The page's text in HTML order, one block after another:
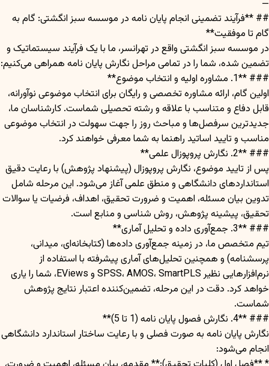
—
## **فرآیند تضمینی انجام پایان نامه در موسسه سبز انگشتی: گام به
گام تا موفقیت**
در موسسه سبز انگشتی واقع در تهرانسر، ما با یک فرآیند سیستماتیک و
تضمین شده، شما را در تمامی مراحل نگارش پایان نامه همراهی می‌کنیم:
### **1. مشاوره اولیه و انتخاب موضوع**
اولین گام، ارائه مشاوره تخصصی و رایگان برای انتخاب موضوعی نوآورانه،
قابل دفاع و متناسب با علاقه و رشته تحصیلی شماست. کارشناسان ما،
جدیدترین سرفصل‌ها و مباحث روز را جهت سهولت در انتخاب موضوعی
مناسب و تایید اساتید راهنما به شما معرفی خواهند کرد.
### **2. نگارش پروپوزال علمی**
پس از تایید موضوع، نگارش پروپوزال (پیشنهاد پژوهش) با رعایت دقیق
استانداردهای دانشگاهی و منطق علمی آغاز می‌شود. این مرحله شامل
تدوین بیان مسئله، اهمیت و ضرورت تحقیق، اهداف، فرضیات یا سوالات
تحقیق، پیشینه پژوهش، روش شناسی و منابع است.
### **3. جمع‌آوری داده و تحلیل آماری**
تیم متخصص ما، در زمینه جمع‌آوری داده‌ها (کتابخانه‌ای، میدانی،
پرسشنامه) و همچنین تحلیل‌های آماری پیشرفته با استفاده از
نرم‌افزارهایی نظیر SPSS، AMOS، SmartPLS و EViews، شما را یاری
خواهد کرد. دقت در این مرحله، تضمین‌کننده اعتبار نتایج پژوهش
شماست.
### **4. نگارش فصول پایان نامه (1 تا 5)**
نگارش پایان نامه به صورت فصلی و با رعایت ساختار استاندارد دانشگاهی
انجام می‌شود: